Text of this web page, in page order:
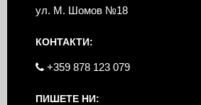
ул. М. Шомов №18
КОНТАКТИ:
+359 878 123 079
ПИШЕТЕ НИ: